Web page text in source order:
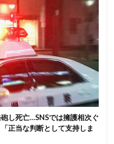
し死亡…SNSでは擁護相次ぐ
正当な判断として支持しま